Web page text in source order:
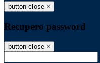
button close ×
Recupero password
button close ×